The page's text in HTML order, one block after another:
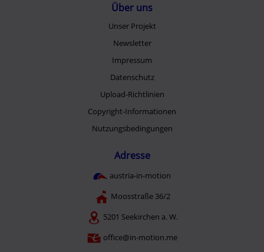
Über uns
Unser Projekt
Newsletter
Impressum
Datenschutz
Upload-Richtlinien
Copyright-Informationen
Nutzungsbedingungen
Adresse
austria-in-motion
Moosstraße 36/2
5201 Seekirchen a. W.
office@in-motion.me